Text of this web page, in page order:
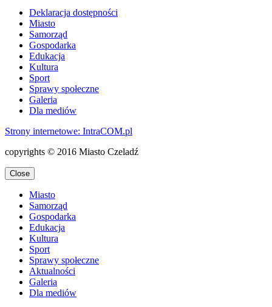
Deklaracja dostępności
Miasto
Samorząd
Gospodarka
Edukacja
Kultura
Sport
Sprawy społeczne
Galeria
Dla mediów
Strony internetowe: IntraCOM.pl
copyrights © 2016 Miasto Czeladź
Close
Miasto
Samorząd
Gospodarka
Edukacja
Kultura
Sport
Sprawy społeczne
Aktualności
Galeria
Dla mediów